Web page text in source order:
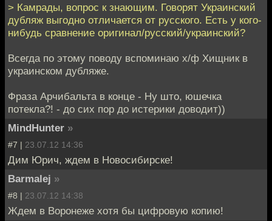
> Камрады, вопрос к знающим. Говорят Украинский
дубляж выгодно отличается от русского. Есть у кого-
нибудь сравнение оригинал/русский/украинский?
Всегда по этому поводу вспоминаю х/ф Хищник в
украинском дубляже.
Фраза Арчибальта в конце - Ну што, юшечка
потекла?! - до сих пор до истерики доводит))
MindHunter »
#7 | 23.07.12 14:36
Дим Юрич, ждем в Новосибирске!
Barmalej »
#8 | 23.07.12 14:38
Ждем в Воронеже хотя бы цифровую копию!